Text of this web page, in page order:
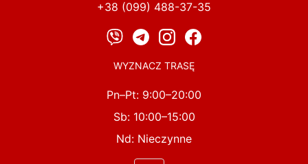
+38 (099) 488-37-35
WYZNACZ TRASĘ
Pn–Pt: 9:00–20:00
Sb: 10:00–15:00
Nd: Nieczynne